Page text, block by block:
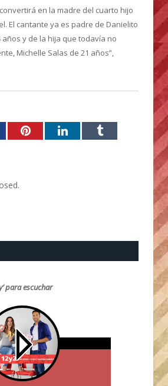
en la madre del cuarto hijo
El cantante ya es padre de Danielito
años y de la hija que todavía no
Michelle Salas de 21 años”,
PinterestLinkedInTumblr
para escuchar